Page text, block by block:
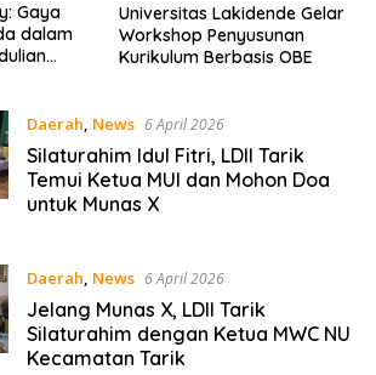
Gaya
dalam
Universitas Lakidende Gelar
Workshop Penyusunan
Kurikulum Berbasis OBE
Daerah, News 6 April 2026
Silaturahim Idul Fitri, LDII Tarik
Temui Ketua MUI dan Mohon Doa
untuk Munas X
Daerah, News 6 April 2026
Jelang Munas X, LDII Tarik
Silaturahim dengan Ketua MWC NU
Kecamatan Tarik